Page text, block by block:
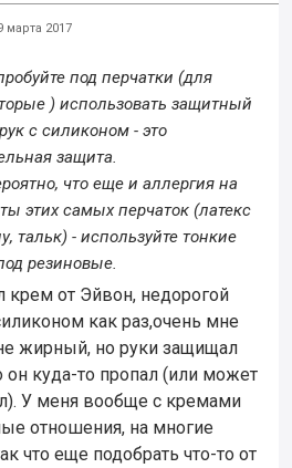
марта 2017
под перчатки (для
) использовать защитный
с силиконом - это
защита.
что еще и аллергия на
этих самых перчаток (латекс
тальк) - используйте тонкие
резиновые.
крем от Эйвон, недорогой
как раз,очень мне
жирный, но руки защищал
куда-то пропал (или может
У меня вообще с кремами
отношения, на многие
что еще подобрать что-то от